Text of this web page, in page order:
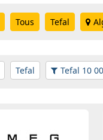
Tous Tefal
Tefal Tefal 10